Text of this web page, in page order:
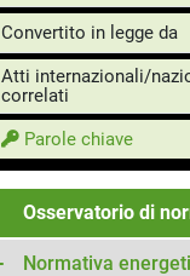
Convertito in legge da
Atti internazionali/
correlati
Parole chiave
Osservatorio di
Normativa